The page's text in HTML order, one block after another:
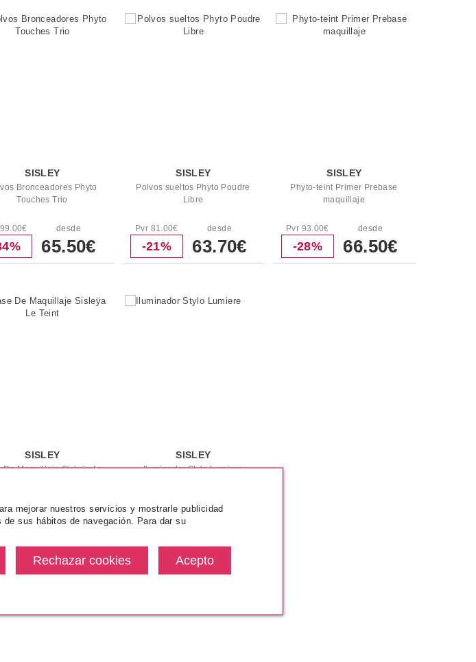
SISLEY
Bronceadores Phyto
Touches Trio
desde
65.50€
SISLEY
Polvos sueltos Phyto Poudre
Libre
Pvr 81.00€
-21%
desde
63.70€
SISLEY
Phyto-teint Primer Prebase
maquillaje
Pvr 93.00€
-28%
desde
66.50€
SISLEY
De Maquillaje Sisleÿa Le
desde
74.70€
SISLEY
Iluminador Stylo Lumiere
Pvr 53.00€
-30%
desde
mejorar nuestros servicios y mostrarle publicidad
sus hábitos de navegación. Para dar su